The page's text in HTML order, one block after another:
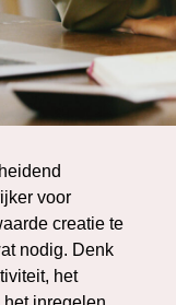
voor
creatie te
nodig. Denk
het